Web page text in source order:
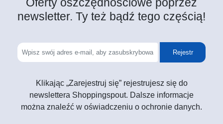
newsletter. Ty też bądź tego częścią!
Rejestr
Klikając „Zarejestruj się” rejestrujesz się do
newslettera Shoppingspout. Dalsze informacje
można znaleźć w oświadczeniu o ochronie danych.